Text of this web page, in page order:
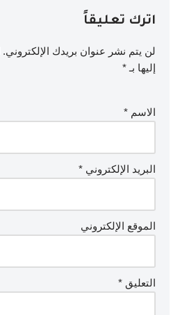
اترك تعليقاً
لن يتم نشر عنوان بريدك الإلكتروني.
إليها بـ *
الاسم *
البريد الإلكتروني *
الموقع الإلكتروني
التعليق *